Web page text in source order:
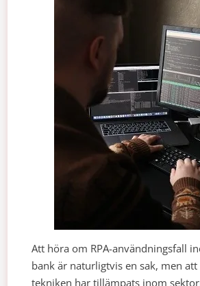
Att höra om RPA-användningsfall
bank är naturligtvis en sak, men
tekniken har tillämpats inom